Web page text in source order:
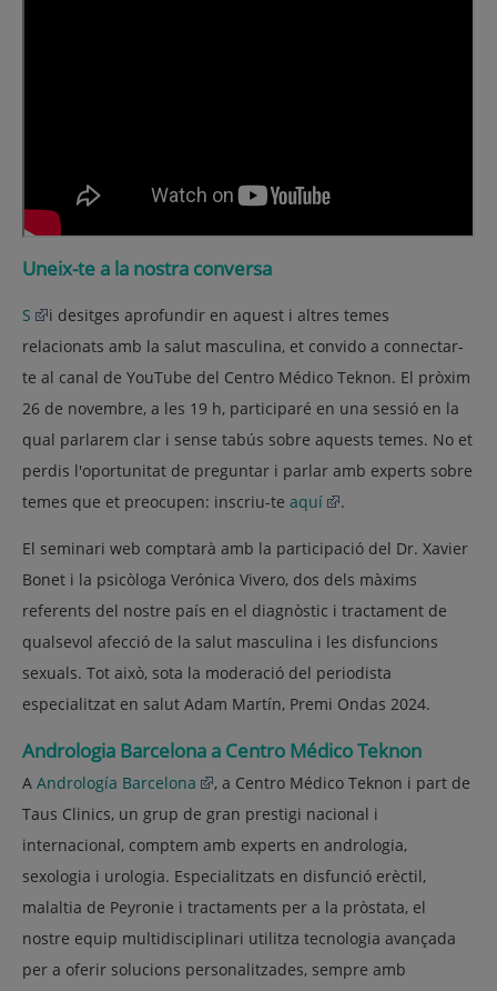
Uneix-te a la nostra conversa
S
i desitges aprofundir en aquest i altres temes
relacionats amb la salut masculina, et convido a connectar-
te al canal de YouTube del Centro Médico Teknon. El pròxim
26 de novembre, a les 19 h, participaré en una sessió en la
qual parlarem clar i sense tabús sobre aquests temes. No et
perdis l'oportunitat de preguntar i parlar amb experts sobre
temes que et preocupen: inscriu-te aquí .
El seminari web comptarà amb la participació del Dr. Xavier
Bonet i la psicòloga Verónica Vivero, dos dels màxims
referents del nostre país en el diagnòstic i tractament de
qualsevol afecció de la salut masculina i les disfuncions
sexuals. Tot això, sota la moderació del periodista
especialitzat en salut Adam Martín, Premi Ondas 2024.
Andrologia Barcelona a Centro Médico Teknon
A Andrología Barcelona
, a Centro Médico Teknon i part de
Taus Clinics, un grup de gran prestigi nacional i
internacional, comptem amb experts en andrologia,
sexologia i urologia. Especialitzats en disfunció erèctil,
malaltia de Peyronie i tractaments per a la pròstata, el
nostre equip multidisciplinari utilitza tecnologia avançada
per a oferir solucions personalitzades, sempre amb